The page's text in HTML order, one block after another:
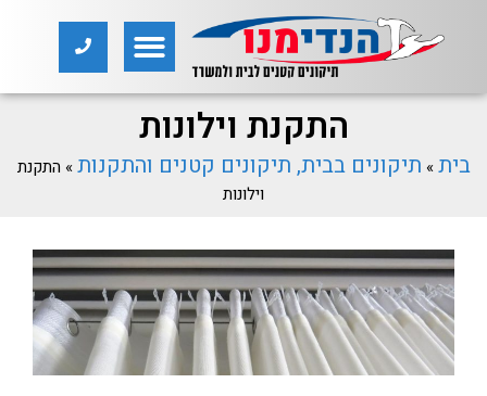
התקנת וילונות
בית» תיקונים בבית, תיקונים קטנים והתקנות» התקנת
וילונות